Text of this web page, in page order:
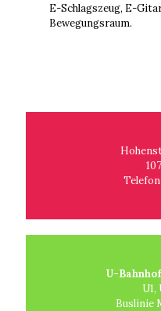
E-Schlagszeug, E-
Bewegungsraum.
Telefon
U-
U1,
Buslinie